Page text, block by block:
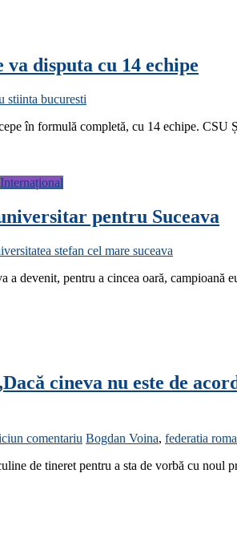
disputa cu 14 echipe
stiinta bucuresti
în formulă completă, cu 14 echipe. CSU
Internațional
pentru Suceava
stefan cel mare suceava
a devenit, pentru a cincea oară,
cineva nu este de
comentariu Bogdan Voina, federatia
de tineret pentru a sta de vorbă cu noul